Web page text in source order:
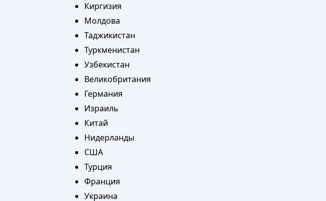
Киргизия
Молдова
Таджикистан
Туркменистан
Узбекистан
Великобритания
Германия
Израиль
Китай
Нидерланды
США
Турция
Франция
Украина